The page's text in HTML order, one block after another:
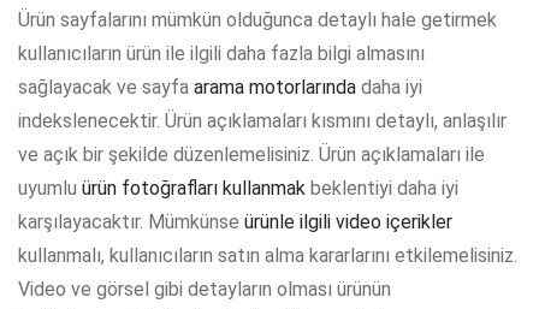
Ürün sayfalarını mümkün olduğunca detaylı hale getirmek
kullanıcıların ürün ile ilgili daha fazla bilgi almasını
sağlayacak ve sayfa arama motorlarında daha iyi
indekslenecektir. Ürün açıklamaları kısmını detaylı, anlaşılır
ve açık bir şekilde düzenlemelisiniz. Ürün açıklamaları ile
uyumlu ürün fotoğrafları kullanmak beklentiyi daha iyi
karşılayacaktır. Mümkünse ürünle ilgili video içerikler
kullanmalı, kullanıcıların satın alma kararlarını etkilemelisiniz.
Video ve görsel gibi detayların olması ürünün